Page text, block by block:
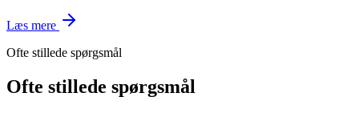
Læs mere
Ofte stillede spørgsmål
Ofte stillede spørgsmål